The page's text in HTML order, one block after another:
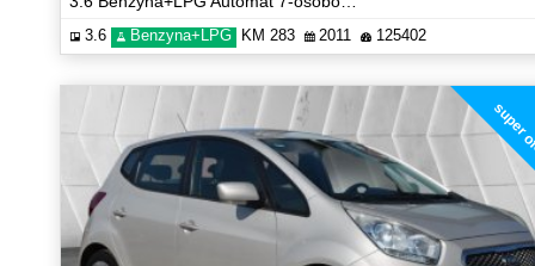
3.6 Benzyna+LPG KM 283 2011 125402